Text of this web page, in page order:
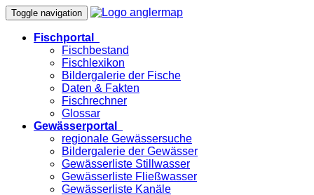
Toggle navigation
Fischportal
Fischbestand
Fischlexikon
Bildergalerie der Fische
Daten & Fakten
Fischrechner
Glossar
Gewässerportal
regionale Gewässersuche
Bildergalerie der Gewässer
Gewässerliste Stillwasser
Gewässerliste Fließwasser
Gewässerliste Kanäle